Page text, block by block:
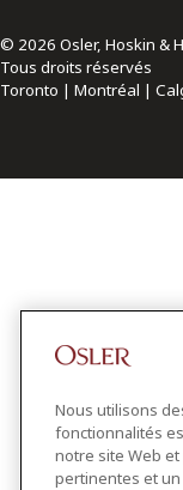
© 2026 Osler, Hoskin &
Tous droits réservés
Toronto | Montréal |
Nous utilisons
fonctionnalités
notre site Web
pertinentes et